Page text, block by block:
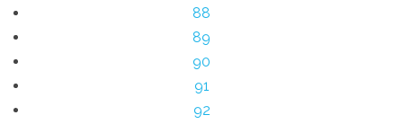
88
89
90
91
92